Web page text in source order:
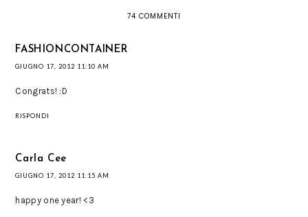
74 COMMENTI
FASHIONCONTAINER
GIUGNO 17, 2012 11:10 AM
Congrats! :D
RISPONDI
Carla Cee
GIUGNO 17, 2012 11:15 AM
happy one year! <3